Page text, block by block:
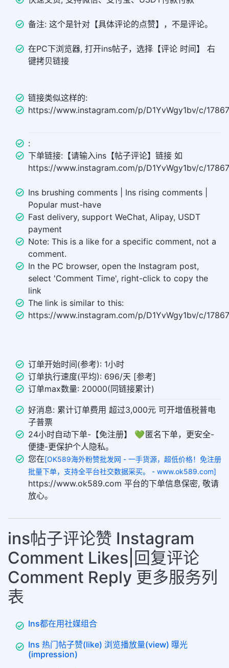
备注: 这个是针对【具体评论的点赞】，不是评论。
在PC下浏览器, 打开ins帖子，选择【评论 时间】 右
键拷贝链接
链接类似这样的:
https://www.instagram.com/p/D1YvWgy1bv/c/
:
下单链接:【请输入ins【帖子评论】链接 如
https://www.instagram.com/p/D1YvWgy1bv/c/
Ins brushing comments | Ins rising comments |
Popular must-have
Fast delivery, support WeChat, Alipay, USDT
payment
Note: This is a like for a specific comment, not a
comment.
In the PC browser, open the Instagram post,
select 'Comment Time', right-click to copy the
link
The link is similar to this:
https://www.instagram.com/p/D1YvWgy1bv/c/
订单开始时间(参考): 1小时
订单执行速度(平均): 696/天 [参考]
订单max数量: 20000(同链接累计)
好消息: 累计订单费用 超过3,000元 可开增值税普电
子普票
24小时自动下单-【免注册】 💚 匿名下单，更安全-
便捷-更保护个人隐私。
您在[OK589海外粉赞批发网 - 一手货源，超低价格！免注册
批量下单，支持全平台社交数据采买。 - www.ok589.com]
https://www.ok589.com 平台的下单信息保密, 敬请
放心。
ins帖子评论赞 Instagram
Comment Likes|回复评论
Comment Reply 更多服务列
表
Ins都在用社媒组合
Ins 热门帖子赞(like) 浏览播放量(view) 曝光
(impression)